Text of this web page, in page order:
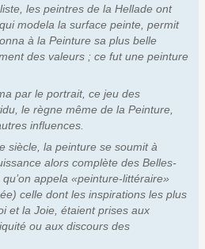
les peintres de la Hellade ont
modela la surface peinte, permit
à la Peinture sa plus belle
des valeurs ; ce fut une peinture
par le portrait, ce jeu des
le règne même de la Peinture,
influences.
siècle, la peinture se soumit à
alors complète des Belles-
appela «peinture-littéraire»
celle dont les inspirations les plus
et la Joie, étaient prises aux
ou aux discours des